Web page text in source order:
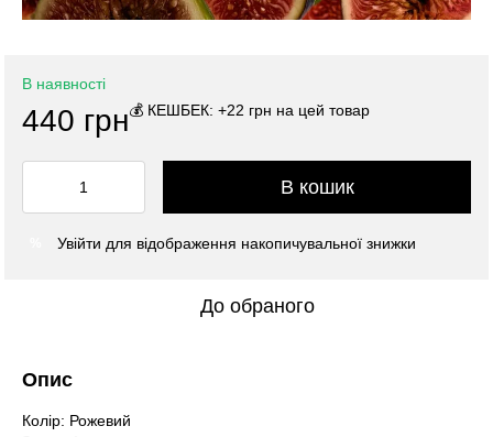
В наявності
440 грн💰 КЕШБЕК: +22 грн на цей товар
В кошик
Увійти для відображення накопичувальної знижки
До обраного
Опис
Колір: Рожевий